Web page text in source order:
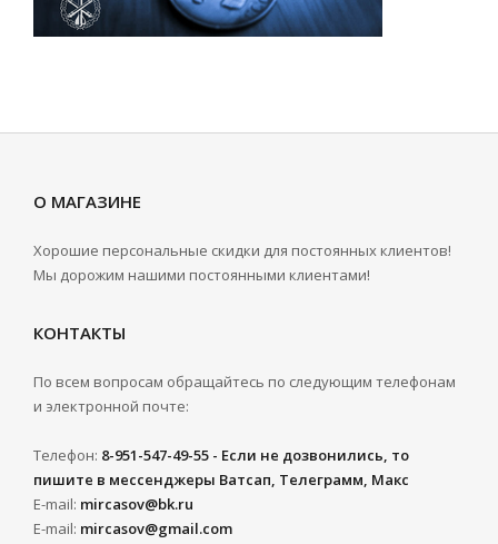
О МАГАЗИНЕ
Хорошие персональные скидки для постоянных клиентов!
Мы дорожим нашими постоянными клиентами!
КОНТАКТЫ
По всем вопросам обращайтесь по следующим телефонам
и электронной почте:
Телефон: 8-951-547-49-55 - Если не дозвонились, то
пишите в мессенджеры Ватсап, Телеграмм, Макс
E-mail: mircasov@bk.ru
E-mail: mircasov@gmail.com